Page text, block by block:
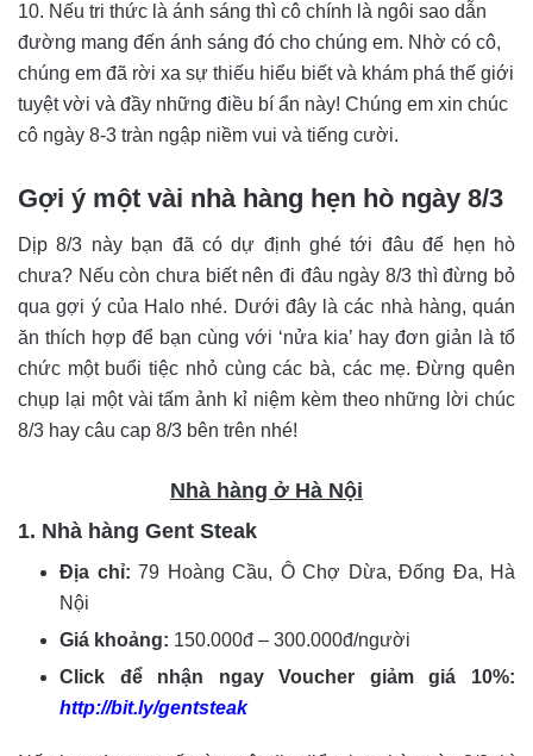
10. Nếu tri thức là ánh sáng thì cô chính là ngôi sao dẫn
đường mang đến ánh sáng đó cho chúng em. Nhờ có cô,
chúng em đã rời xa sự thiếu hiểu biết và khám phá thế giới
tuyệt vời và đầy những điều bí ẩn này! Chúng em xin chúc
cô ngày 8-3 tràn ngập niềm vui và tiếng cười.
Gợi ý một vài nhà hàng hẹn hò ngày 8/3
Dịp 8/3 này bạn đã có dự định ghé tới đâu để hẹn hò
chưa? Nếu còn chưa biết nên đi đâu ngày 8/3 thì đừng bỏ
qua gợi ý của Halo nhé. Dưới đây là các nhà hàng, quán
ăn thích hợp để bạn cùng với ‘nửa kia’ hay đơn giản là tổ
chức một buổi tiệc nhỏ cùng các bà, các mẹ. Đừng quên
chụp lại một vài tấm ảnh kỉ niệm kèm theo những lời chúc
8/3 hay câu cap 8/3 bên trên nhé!
Nhà hàng ở Hà Nội
1. Nhà hàng Gent Steak
Địa chỉ: 79 Hoàng Cầu, Ô Chợ Dừa, Đống Đa, Hà
Nội
Giá khoảng: 150.000đ – 300.000đ/người
Click để nhận ngay Voucher giảm giá 10%:
http://bit.ly/gentsteak